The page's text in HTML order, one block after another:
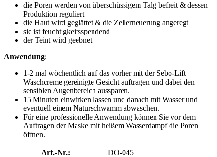
die Poren werden von überschüssigem Talg befreit & dessen
Produktion reguliert
die Haut wird geglättet & die Zellerneuerung angeregt
sie ist feuchtigkeitsspendend
der Teint wird geebnet
Anwendung:
1-2 mal wöchentlich auf das vorher mit der Sebo-Lift
Waschcreme gereinigte Gesicht auftragen und dabei den
sensiblen Augenbereich aussparen.
15 Minuten einwirken lassen und danach mit Wasser und
eventuell einem Naturschwamm abwaschen.
Für eine professionelle Anwendung können Sie vor dem
Auftragen der Maske mit heißem Wasserdampf die Poren
öffnen.
Art.-Nr.:
DO-045